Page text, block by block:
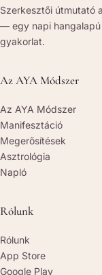
Szerkesztői útmutató
— egy napi
gyakorlat.
Az AYA Módszer
Az AYA Módszer
Manifesztáció
Megerősítések
Asztrológia
Napló
Rólunk
Rólunk
App Store
Google Play